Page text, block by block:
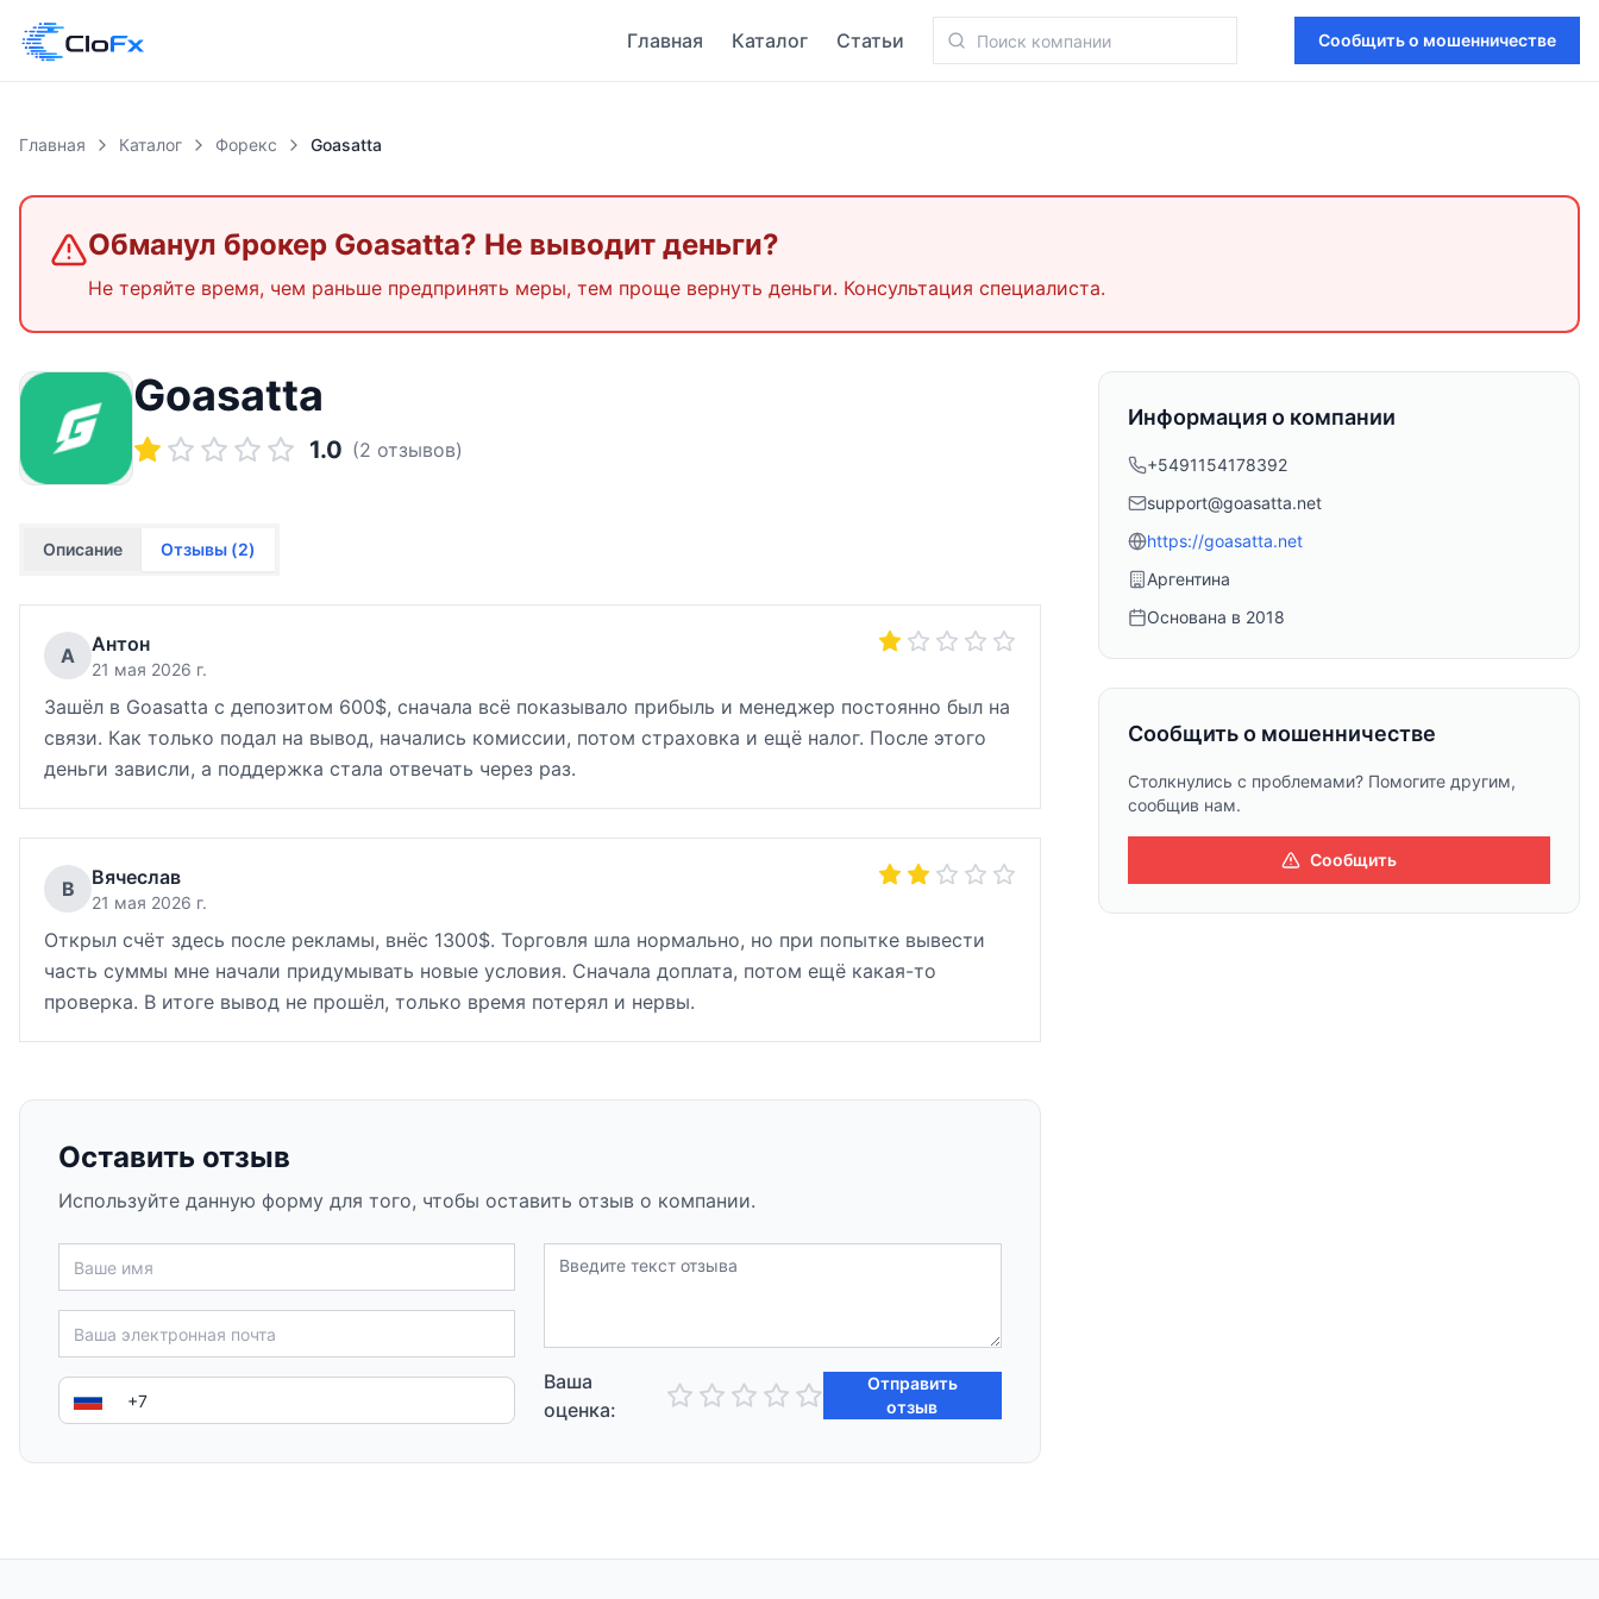
Главная Каталог Статьи Сообщить о мошенничестве
Главная Каталог Форекс Goasatta
Обманул брокер Goasatta? Не выводит деньги?
Не теряйте время, чем раньше предпринять меры, тем проще вернуть деньги. Консультация специалиста.
Goasatta
1.0 (2 отзывов)
Описание Отзывы (2)
А Антон
21 мая 2026 г.
Зашёл в Goasatta с депозитом 600$, сначала всё показывало прибыль и менеджер постоянно был на
связи. Как только подал на вывод, начались комиссии, потом страховка и ещё налог. После этого
деньги зависли, а поддержка стала отвечать через раз.
В Вячеслав
21 мая 2026 г.
Открыл счёт здесь после рекламы, внёс 1300$. Торговля шла нормально, но при попытке вывести
часть суммы мне начали придумывать новые условия. Сначала доплата, потом ещё какая-то
проверка. В итоге вывод не прошёл, только время потерял и нервы.
Оставить отзыв
Используйте данную форму для того, чтобы оставить отзыв о компании.
Ваша
оценка:
Отправить
отзыв
Информация о компании
+5491154178392
support@goasatta.net
https://goasatta.net
Аргентина
Основана в 2018
Сообщить о мошенничестве
Столкнулись с проблемами? Помогите другим,
сообщив нам.
Сообщить